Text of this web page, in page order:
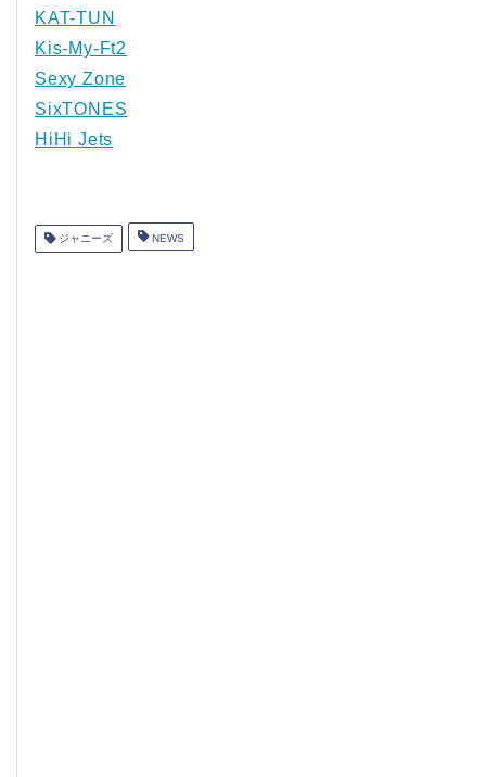
KAT-TUN
Kis-My-Ft2
Sexy Zone
SixTONES
HiHi Jets
ジャニーズ NEWS